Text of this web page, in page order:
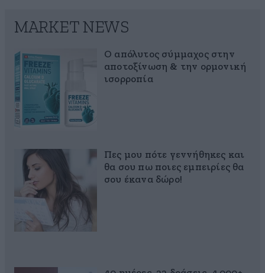
MARKET NEWS
Ο απόλυτος σύμμαχος στην
αποτοξίνωση & την ορμονική
ισορροπία
Πες μου πότε γεννήθηκες και
θα σου πω ποιες εμπειρίες θα
σου έκανα δώρο!